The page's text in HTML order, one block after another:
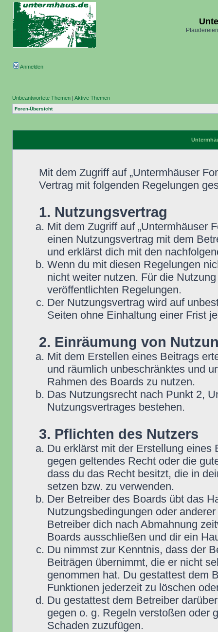
Anmelden
Unbeantwortete Themen | Aktive Themen
Foren-Übersicht
Mit dem Zugriff auf „Untermhäuser
Vertrag mit folgenden Regelungen
1. Nutzungsvertrag
Mit dem Zugriff auf „Untermhäuser
einen Nutzungsvertrag mit dem
und erklärst dich mit den
Wenn du mit diesen Regelungen
nicht weiter nutzen. Für die
veröffentlichten Regelungen.
Der Nutzungsvertrag wird auf
Seiten ohne Einhaltung einer Frist
2. Einräumung von
Mit dem Erstellen eines Beitrags
und räumlich unbeschränktes und
Rahmen des Boards zu nutzen.
Das Nutzungsrecht nach Punkt 2,
Nutzungsvertrages bestehen.
3. Pflichten des Nutzers
Du erklärst mit der Erstellung eines
gegen geltendes Recht oder die
dass du das Recht besitzt, die in
setzen bzw. zu verwenden.
Der Betreiber des Boards übt das
Nutzungsbedingungen oder
Betreiber dich nach Abmahnung
Boards ausschließen und dir ein
Du nimmst zur Kenntnis, dass der
Beiträgen übernimmt, die er nicht
genommen hat. Du gestattest dem
Funktionen jederzeit zu löschen
Du gestattest dem Betreiber
gegen o. g. Regeln verstoßen oder
Schaden zuzufügen.